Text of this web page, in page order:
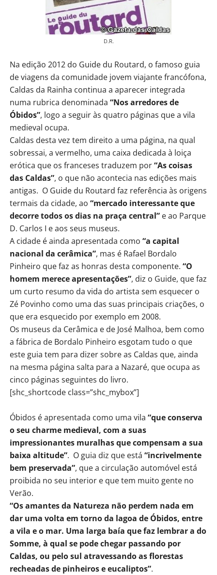
D.R.
Na edição 2012 do Guide du Routard, o famoso guia
de viagens da comunidade jovem viajante francófona,
Caldas da Rainha continua a aparecer integrada
numa rubrica denominada “Nos arredores de
Óbidos”, logo a seguir às quatro páginas que a vila
medieval ocupa.
Caldas desta vez tem direito a uma página, na qual
sobressai, a vermelho, uma caixa dedicada à loiça
erótica que os franceses traduzem por“As coisas
das Caldas”, o que não acontecia nas edições mais
antigas. O Guide du Routard faz referência às origens
termais da cidade, ao “mercado interessante que
decorre todos os dias na praça central” e ao Parque
D. Carlos I e aos seus museus.
A cidade é ainda apresentada como “a capital
nacional da cerâmica”, mas é Rafael Bordalo
Pinheiro que faz as honras desta componente. “O
homem merece apresentações”, diz o Guide, que faz
um curto resumo da vida do artista sem esquecer o
Zé Povinho como uma das suas principais criações, o
que era esquecido por exemplo em 2008.
Os museus da Cerâmica e de José Malhoa, bem como
a fábrica de Bordalo Pinheiro esgotam tudo o que
este guia tem para dizer sobre as Caldas que, ainda
na mesma página salta para a Nazaré, que ocupa as
cinco páginas seguintes do livro.
[shc_shortcode class=”shc_mybox”]
Óbidos é apresentada como uma vila “que conserva
o seu charme medieval, com a suas
impressionantes muralhas que compensam a sua
baixa altitude”. O guia diz que está “incrivelmente
bem preservada”, que a circulação automóvel está
proibida no seu interior e que tem muito gente no
Verão.
“Os amantes da Natureza não perdem nada em
dar uma volta em torno da lagoa de Óbidos, entre
a vila e o mar. Uma larga baía que faz lembrar a do
Somme, à qual se pode chegar passando por
Caldas, ou pelo sul atravessando as florestas
recheadas de pinheiros e eucaliptos”.